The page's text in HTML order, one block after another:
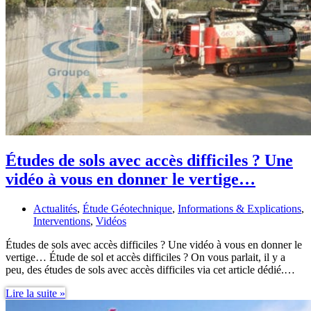
Études de sols avec accès difficiles ? Une
vidéo à vous en donner le vertige…
Actualités, Étude Géotechnique, Informations & Explications,
Interventions, Vidéos
Études de sols avec accès difficiles ? Une vidéo à vous en donner le
vertige… Étude de sol et accès difficiles ? On vous parlait, il y a
peu, des études de sols avec accès difficiles via cet article dédié.…
Lire la suite »